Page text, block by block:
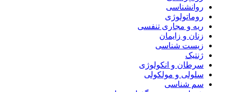
روانشناسی
روماتولوژی
ریه و مجاری تنفسی
زنان و زایمان
زیست شناسی
ژنتیک
سرطان و انکولوژی
سلولی و مولکولی
سم شناسی